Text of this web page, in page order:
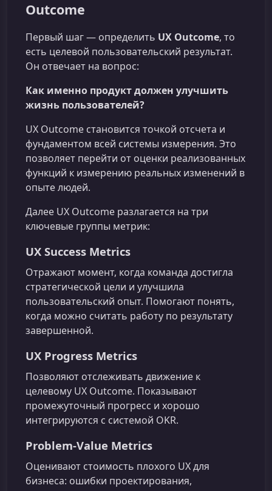
Outcome
Первый шаг — определить UX Outcome, то
есть целевой пользовательский результат.
Он отвечает на вопрос:
Как именно продукт должен улучшить
жизнь пользователей?
UX Outcome становится точкой отсчета и
фундаментом всей системы измерения. Это
позволяет перейти от оценки реализованных
функций к измерению реальных изменений в
опыте людей.
Далее UX Outcome разлагается на три
ключевые группы метрик:
UX Success Metrics
Отражают момент, когда команда достигла
стратегической цели и улучшила
пользовательский опыт. Помогают понять,
когда можно считать работу по результату
завершенной.
UX Progress Metrics
Позволяют отслеживать движение к
целевому UX Outcome. Показывают
промежуточный прогресс и хорошо
интегрируются с системой OKR.
Problem-Value Metrics
Оценивают стоимость плохого UX для
бизнеса: ошибки проектирования,